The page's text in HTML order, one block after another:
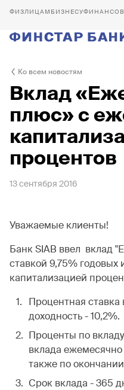
БИЗНЕСУ
Ко всем новостям
Вклад
плюс» с
процентов
13 сентября 2016
Уважаемые клиенты!
Банк SIAB ввел вклад
ставкой 9,75%
капитализацией
Процентная ставка
доходность - 10,2%.
Проценты по
вклада
также по
Срок вклада - 365